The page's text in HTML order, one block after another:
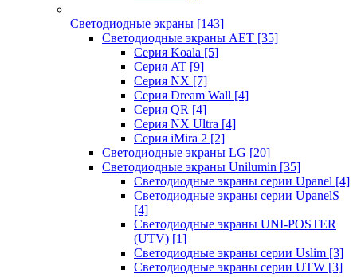
Светодиодные экраны [143]
Светодиодные экраны AET [35]
Cерия Koala [5]
Серия AT [9]
Серия NX [7]
Серия Dream Wall [4]
Серия QR [4]
Серия NX Ultra [4]
Серия iMira 2 [2]
Светодиодные экраны LG [20]
Светодиодные экраны Unilumin [35]
Светодиодные экраны серии Upanel [4]
Светодиодные экраны серии UpanelS
[4]
Светодиодные экраны UNI-POSTER
(UTV) [1]
Светодиодные экраны серии Uslim [3]
Светодиодные экраны серии UTW [3]